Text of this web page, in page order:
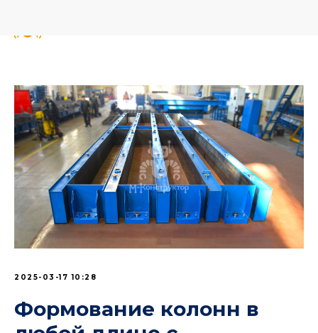
2025-03-17 10:28
Формование колонн в